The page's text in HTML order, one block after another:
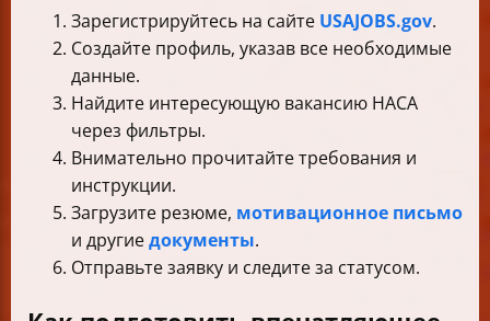
Зарегистрируйтесь на сайте USAJOBS.gov.
Создайте профиль, указав все необходимые
данные.
Найдите интересующую вакансию НАСА
через фильтры.
Внимательно прочитайте требования и
инструкции.
Загрузите резюме, мотивационное письмо
и другиедокументы.
Отправьте заявку и следите за статусом.